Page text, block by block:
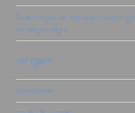
Trasforma la tua casa con i
Vintage Paint
categorie
accessori